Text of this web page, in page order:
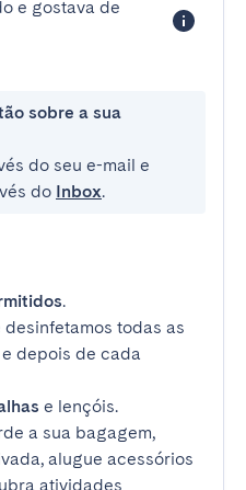
e gostava de
sobre a sua
do seu e-mail e
do Inbox.
.
todas as
depois de cada
e lençóis.
a sua bagagem,
alugue acessórios
atividades